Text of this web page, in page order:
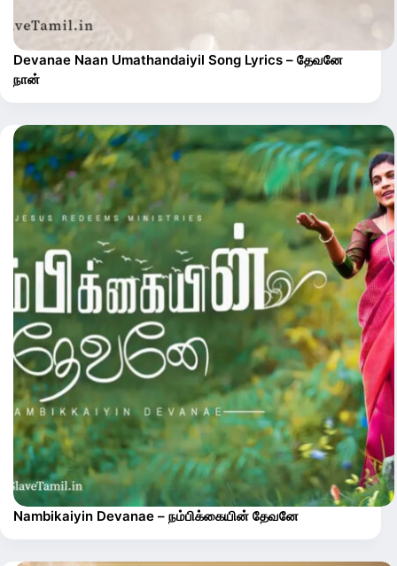
Devanae Naan Umathandaiyil Song Lyrics – தேவனே
நான்
Nambikaiyin Devanae – நம்பிக்கையின் தேவனே